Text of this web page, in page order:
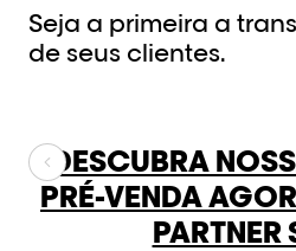
Seja a primeira a
de seus clientes.
DESCUBRA
PRÉ-VENDA
PARTNER